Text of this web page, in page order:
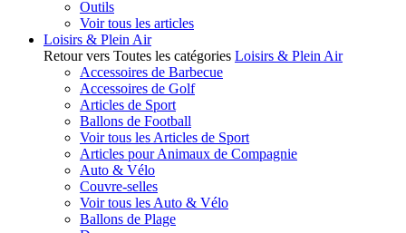
Outils
Voir tous les articles
Loisirs & Plein Air
Retour vers Toutes les catégories Loisirs & Plein Air
Accessoires de Barbecue
Accessoires de Golf
Articles de Sport
Ballons de Football
Voir tous les Articles de Sport
Articles pour Animaux de Compagnie
Auto & Vélo
Couvre-selles
Voir tous les Auto & Vélo
Ballons de Plage